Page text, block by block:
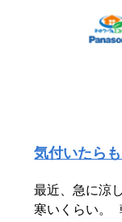
気付いたら
最近、急に涼
寒いくらい。